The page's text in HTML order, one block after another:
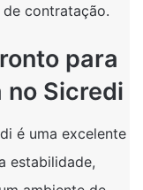
contratação.
para
Sicredi
é uma excelente
estabilidade,